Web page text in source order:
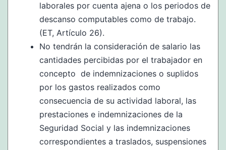
laborales por cuenta ajena o los periodos de
descanso computables como de trabajo.
(ET, Artículo 26).
No tendrán la consideración de salario las
cantidades percibidas por el trabajador en
concepto de indemnizaciones o suplidos
por los gastos realizados como
consecuencia de su actividad laboral, las
prestaciones e indemnizaciones de la
Seguridad Social y las indemnizaciones
correspondientes a traslados, suspensiones